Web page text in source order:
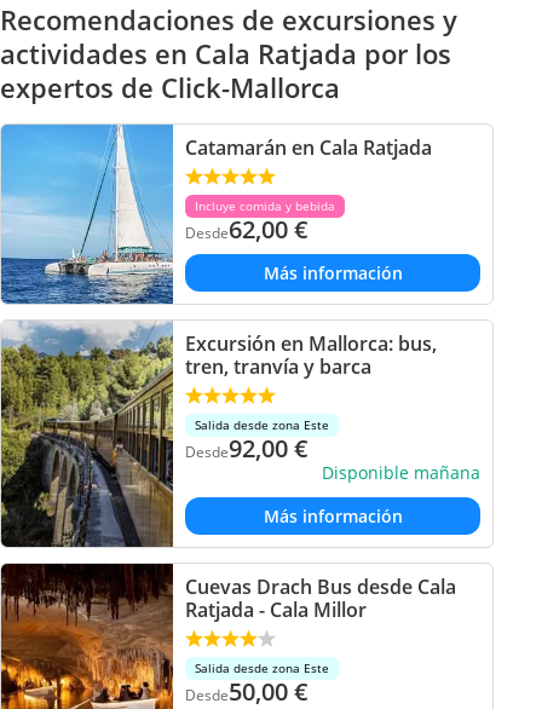
Recomendaciones de excursiones y
actividades en Cala Ratjada por los
expertos de Click-Mallorca
Catamarán en Cala Ratjada
Incluye comida y bebida
Desde62,00€
Más información
Excursión en Mallorca: bus,
tren, tranvía y barca
Salida desde zona Este
Desde92,00€
Disponible mañana
Más información
Cuevas Drach Bus desde Cala
Ratjada - Cala Millor
Salida desde zona Este
Desde50,00€